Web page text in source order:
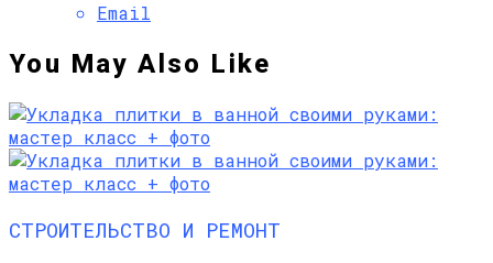
Email
You May Also Like
СТРОИТЕЛЬСТВО И РЕМОНТ